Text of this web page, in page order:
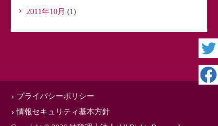
2011年10月 (1)
プライバシーポリシー
情報セキュリティ基本方針